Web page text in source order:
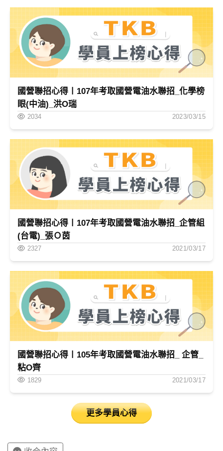
國營聯招心得〡107年考取國營電油水聯招_化學榜
眼(中油)_洪O瑞
2034 2023/03/15
國營聯招心得〡107年考取國營電油水聯招_企管組
(台電)_張Ｏ茵
2327 2021/03/17
國營聯招心得〡105年考取國營電油水聯招_ 企管_
粘O齊
1829 2021/03/17
更多學員心得